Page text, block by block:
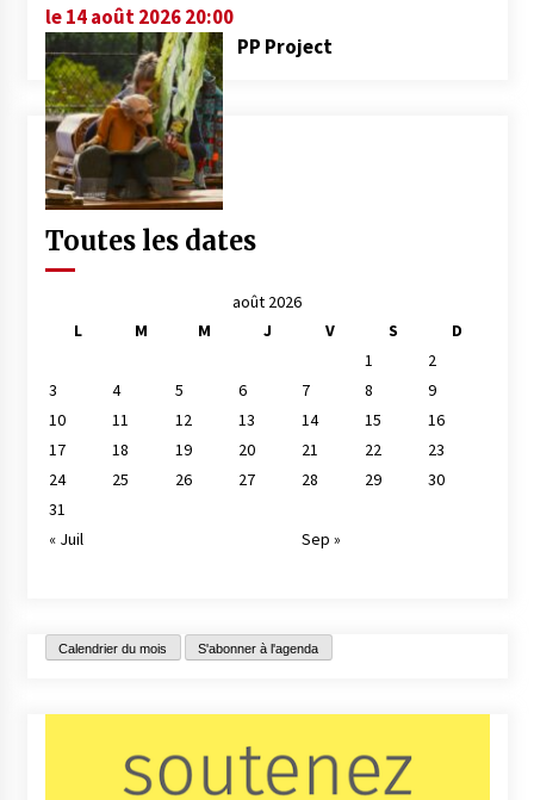
le 14 août 2026 20:00
PP Project
Toutes les dates
août 2026
L
M M J V S
D
1
2
3
4 5 6 7 8
9
10
11 12 13 14 15
16
17
18 19 20 21 22
23
24
25 26 27 28 29
30
31
« Juil
Sep »
Calendrier du mois S'abonner à l'agenda